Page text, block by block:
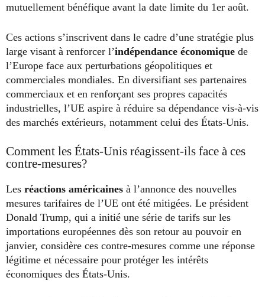
mutuellement bénéfique avant la date limite du 1er août.
Ces actions s’inscrivent dans le cadre d’une stratégie plus
large visant à renforcer l’indépendance économique de
l’Europe face aux perturbations géopolitiques et
commerciales mondiales. En diversifiant ses partenaires
commerciaux et en renforçant ses propres capacités
industrielles, l’UE aspire à réduire sa dépendance vis-à-vis
des marchés extérieurs, notamment celui des États-Unis.
Comment les États-Unis réagissent-ils face à ces
contre-mesures?
Les réactions américaines à l’annonce des nouvelles
mesures tarifaires de l’UE ont été mitigées. Le président
Donald Trump, qui a initié une série de tarifs sur les
importations européennes dès son retour au pouvoir en
janvier, considère ces contre-mesures comme une réponse
légitime et nécessaire pour protéger les intérêts
économiques des États-Unis.